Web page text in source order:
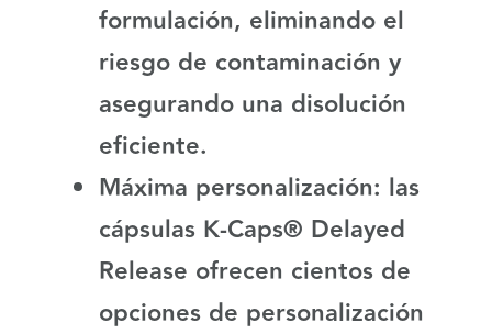
formulación, eliminando el
riesgo de contaminación y
asegurando una disolución
eficiente.
Máxima personalización: las
cápsulas K-Caps® Delayed
Release ofrecen cientos de
opciones de personalización